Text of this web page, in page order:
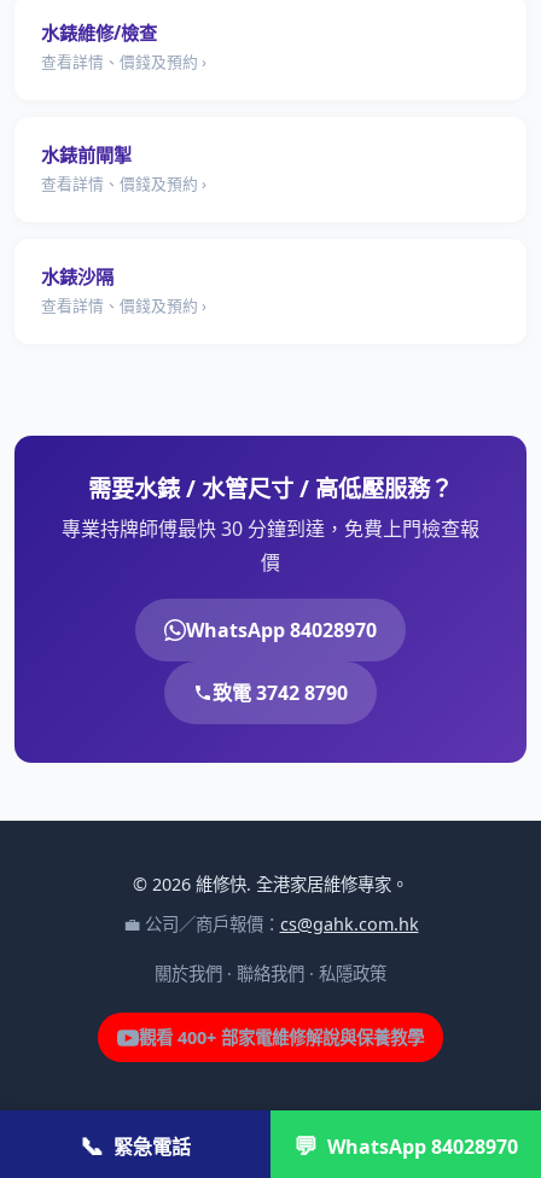
水錶維修/檢查
查看詳情、價錢及預約 ›
水錶前閘掣
查看詳情、價錢及預約 ›
水錶沙隔
查看詳情、價錢及預約 ›
需要水錶 / 水管尺寸 / 高低壓服務？
專業持牌師傅最快 30 分鐘到達，免費上門檢查報
價
WhatsApp 84028970
致電 3742 8790
© 2026 維修快. 全港家居維修專家。
💼 公司／商戶報價： cs@gahk.com.hk
關於我們 · 聯絡我們 · 私隱政策
觀看 400+ 部家電維修解說與保養教學
📞 緊急電話 💬 WhatsApp 84028970